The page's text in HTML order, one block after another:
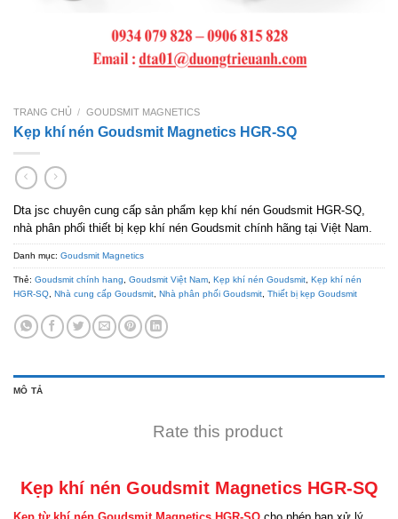
TRANG CHỦ / GOUDSMIT MAGNETICS
Kẹp khí nén Goudsmit Magnetics HGR-SQ
Dta jsc chuyên cung cấp sản phẩm kẹp khí nén Goudsmit HGR-SQ,
nhà phân phối thiết bị kẹp khí nén Goudsmit chính hãng tại Việt Nam.
Danh mục: Goudsmit Magnetics
Thẻ: Goudsmit chính hang Goudsmit Việt Nam Kẹp khí nén Goudsmit Kẹp khí nén
HGR-SQ Nhà cung cấp Goudsmit Nhà phân phối Goudsmit Thiết bị kẹp Goudsmit
MÔ TẢ
Rate this product
Kẹp khí nén Goudsmit Magnetics HGR-SQ